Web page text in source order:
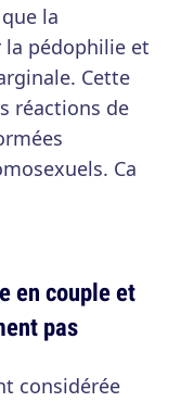
la
pédophilie et
Cette
réactions de
Ca
en couple et
pas
considérée